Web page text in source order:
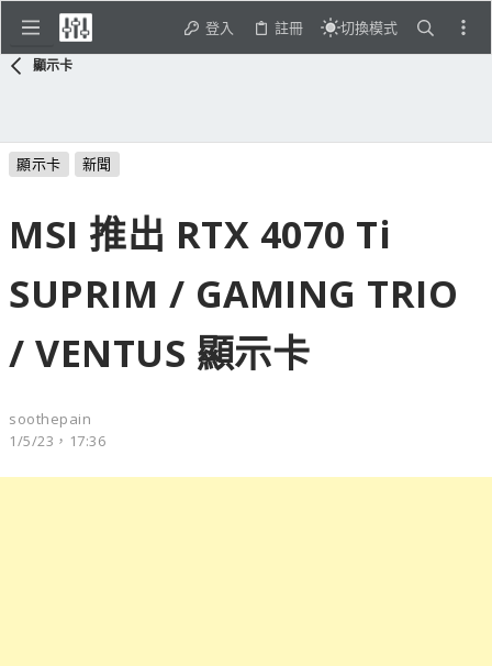
登入 註冊 切換模式
顯示卡
顯示卡 新聞
MSI 推出 RTX 4070 Ti
SUPRIM / GAMING TRIO
/ VENTUS 顯示卡
soothepain
1/5/23，17:36